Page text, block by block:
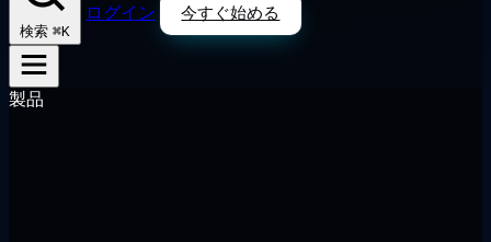
検索 ⌘K
ログイン 今すぐ始める
製品